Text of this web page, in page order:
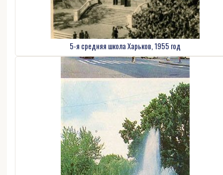
5-я средняя школа Харьков, 1955 год